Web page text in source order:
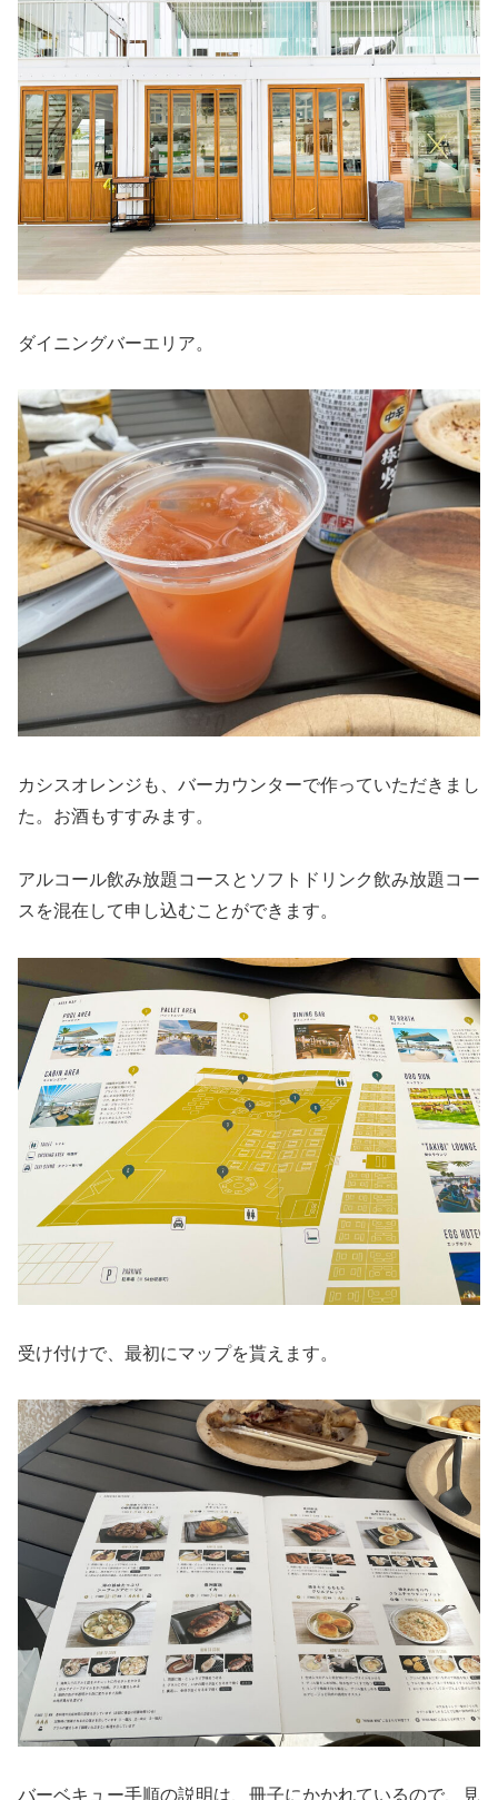
ダイニングバーエリア。
カシスオレンジも、バーカウンターで作っていただきまし
た。お酒もすすみます。
アルコール飲み放題コースとソフトドリンク飲み放題コー
スを混在して申し込むことができます。
受け付けで、最初にマップを貰えます。
バーベキュー手順の説明は、冊子にかかれているので、見